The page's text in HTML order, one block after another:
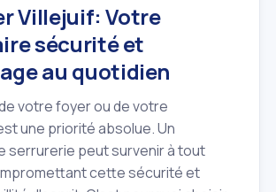
Villejuif: Votre
sécurité et
au quotidien
votre foyer ou de votre
une priorité absolue. Un
serrurerie peut survenir à tout
cette sécurité et